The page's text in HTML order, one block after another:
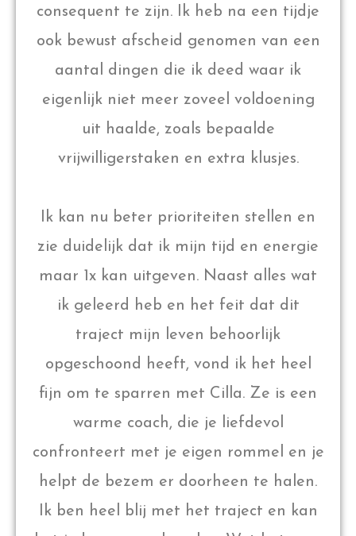
consequent te zijn. Ik heb na een tijdje
ook bewust afscheid genomen van een
aantal dingen die ik deed waar ik
eigenlijk niet meer zoveel voldoening
uit haalde, zoals bepaalde
vrijwilligerstaken en extra klusjes.
Ik kan nu beter prioriteiten stellen en
zie duidelijk dat ik mijn tijd en energie
maar 1x kan uitgeven. Naast alles wat
ik geleerd heb en het feit dat dit
traject mijn leven behoorlijk
opgeschoond heeft, vond ik het heel
fijn om te sparren met Cilla. Ze is een
warme coach, die je liefdevol
confronteert met je eigen rommel en je
helpt de bezem er doorheen te halen.
Ik ben heel blij met het traject en kan